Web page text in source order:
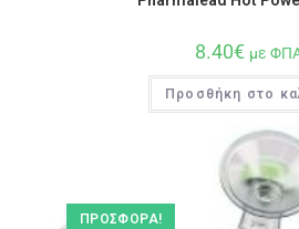
8.40€ με
Προσθήκη στο
ΠΡΟΣΦΟΡΆ!